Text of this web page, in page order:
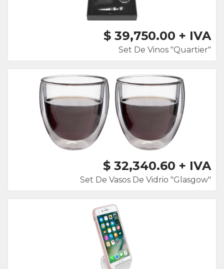
$ 39,750.00 + IVA
Set De Vinos "Quartier"
$ 32,340.60 + IVA
Set De Vasos De Vidrio "Glasgow"